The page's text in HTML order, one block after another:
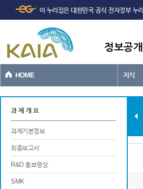
본문바로가기
이 누리집은 대한민국 공식 전자정부 누
정보공개
HOME 지식
과제현황
과 제 개 요
과제기본정보
최종보고서
R&D 홍보영상
SMK
사업화/제품화(매출실적)